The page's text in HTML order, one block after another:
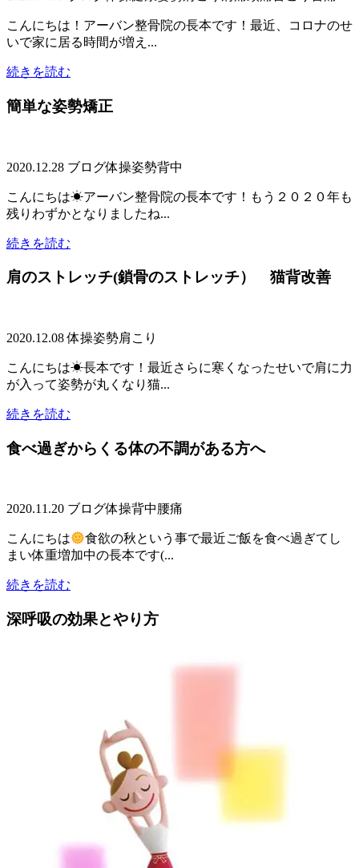
こんにちは！アーバン整骨院の長本です！最近、コロナのせ
いで家に居る時間が増え...
続きを読む
簡単な姿勢矯正
2020.12.28 ブログ体操姿勢背中
こんにちは☀アーバン整骨院の長本です！もう２０２０年も
残りわずかとなりましたね...
続きを読む
肩のストレッチ(鎖骨のストレッチ） 猫背改善
2020.12.08 体操姿勢肩こり
こんにちは☀長本です！最近さらに寒くなったせいで肩に力
が入って姿勢が丸くなり猫...
続きを読む
食べ過ぎからくる体の不調がある方へ
2020.11.20 ブログ体操背中腰痛
こんにちは
食欲の秋という事で最近ご飯を食べ過ぎてし
まい体重増加中の長本です(...
続きを読む
深呼吸の効果とやり方